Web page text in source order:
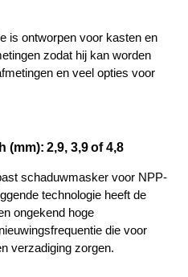
is ontworpen voor kasten en
zodat hij kan worden
en veel opties voor
2,9, 3,9 of 4,8
schaduwmasker voor NPP-
technologie heeft de
ongekend hoge
die voor
verzadiging zorgen.